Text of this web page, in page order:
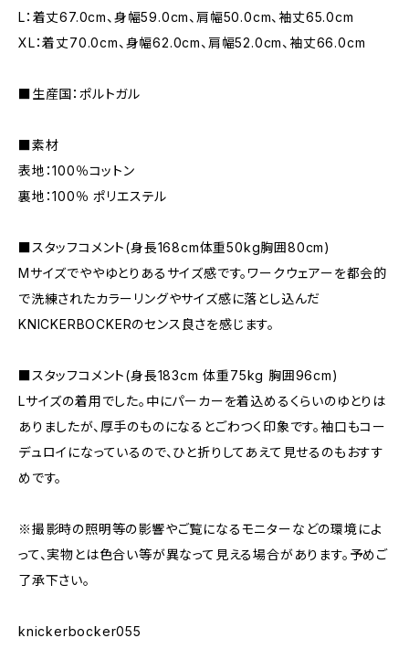
L：着丈67.0cm、身幅59.0cm、肩幅50.0cm、袖丈65.0cm
XL：着丈70.0cm、身幅62.0cm、肩幅52.0cm、袖丈66.0cm
■生産国：ポルトガル
■素材
表地：100％コットン
裏地：100％ ポリエステル
■スタッフコメント(身長168cm体重50kg胸囲80cm)
Mサイズでややゆとりあるサイズ感です。ワークウェアーを都会的
で洗練されたカラーリングやサイズ感に落とし込んだ
KNICKERBOCKERのセンス良さを感じます。
■スタッフコメント(身長183cm 体重75kg 胸囲96cm)
Lサイズの着用でした。中にパーカーを着込めるくらいのゆとりは
ありましたが、厚手のものになるとごわつく印象です。袖口もコー
デュロイになっているので、ひと折りしてあえて見せるのもおすす
めです。
※撮影時の照明等の影響やご覧になるモニターなどの環境によ
って、実物とは色合い等が異なって見える場合があります。予めご
了承下さい。
knickerbocker055